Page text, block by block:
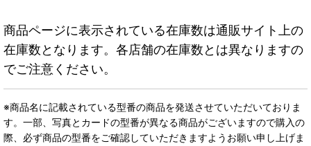
商品ページに表示されている在庫数は通販サイト上の
在庫数となります。各店舗の在庫数とは異なりますの
でご注意ください。
※商品名に記載されている型番の商品を発送させていただいておりま
す。一部、写真とカードの型番が異なる商品がございますので購入の
際、必ず商品の型番をご確認していただきますようお願い申し上げま